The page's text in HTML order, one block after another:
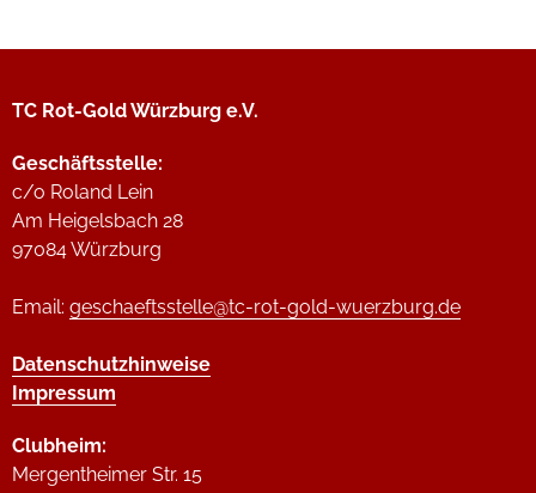
TC Rot-Gold Würzburg e.V.
Geschäftsstelle:
c/o Roland Lein
Am Heigelsbach 28
97084 Würzburg
Email: geschaeftsstelle@tc-rot-gold-wuerzburg.de
Datenschutzhinweise
Impressum
Clubheim:
Mergentheimer Str. 15